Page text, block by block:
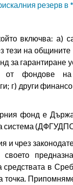
резерв в
включва: а)
тези на общините
за гарантиране
от фондове
г) други
фонд е
система
и чрез
средствата в